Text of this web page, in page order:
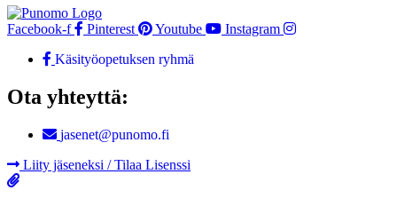
Facebook-f Pinterest Youtube
Instagram
Käsityöopetuksen ryhmä
Ota yhteyttä:
jasenet@punomo.fi
Liity jäseneksi / Tilaa Lisenssi